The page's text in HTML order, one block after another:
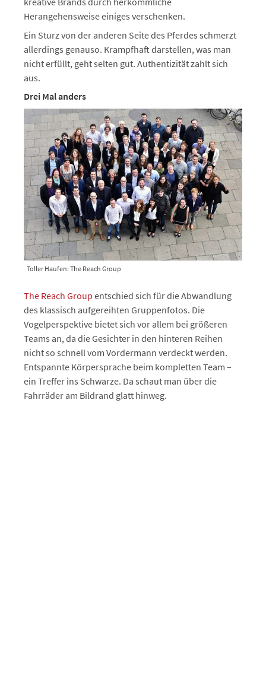
Herangehensweise einiges verschenken.
Ein Sturz von der anderen Seite des Pferdes schmerzt
allerdings genauso. Krampfhaft darstellen, was man
nicht erfüllt, geht selten gut. Authentizität zahlt sich
aus.
Drei Mal anders
Toller Haufen: The Reach Group
The Reach Group entschied sich für die Abwandlung
des klassisch aufgereihten Gruppenfotos. Die
Vogelperspektive bietet sich vor allem bei größeren
Teams an, da die Gesichter in den hinteren Reihen
nicht so schnell vom Vordermann verdeckt werden.
Entspannte Körpersprache beim kompletten Team –
ein Treffer ins Schwarze. Da schaut man über die
Fahrräder am Bildrand glatt hinweg.